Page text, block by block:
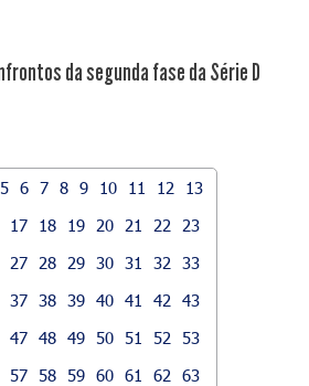
da segunda fase da Série D
5 6 7 8 9 10 11 12
13
17 18 19 20 21 22
23
27 28 29 30 31 32
33
37 38 39 40 41 42
43
47 48 49 50 51 52
53
57 58 59 60 61 62
63